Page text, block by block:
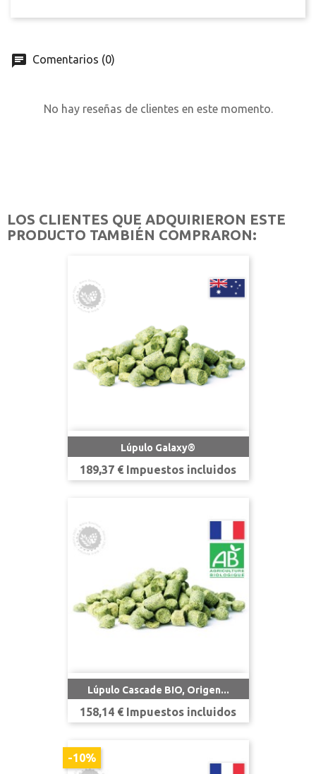
Comentarios (0)
No hay reseñas de clientes en este momento.
LOS CLIENTES QUE ADQUIRIERON ESTE
PRODUCTO TAMBIÉN COMPRARON:
Lúpulo Galaxy®
Precio
189,37 € Impuestos incluidos
Lúpulo Cascade BIO, Origen...
Precio
158,14 € Impuestos incluidos
-10%